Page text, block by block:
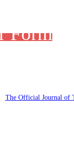
Form
The Official Journal of